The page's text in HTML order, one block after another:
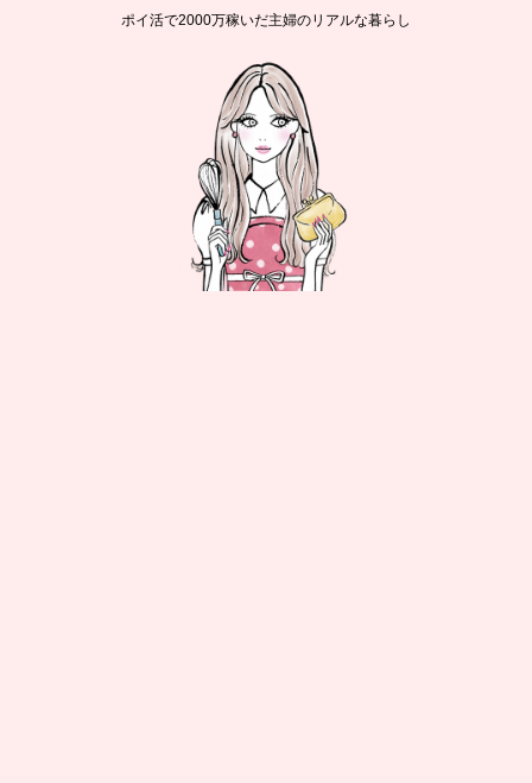
ポイ活で2000万稼いだ主婦のリアルな暮らし